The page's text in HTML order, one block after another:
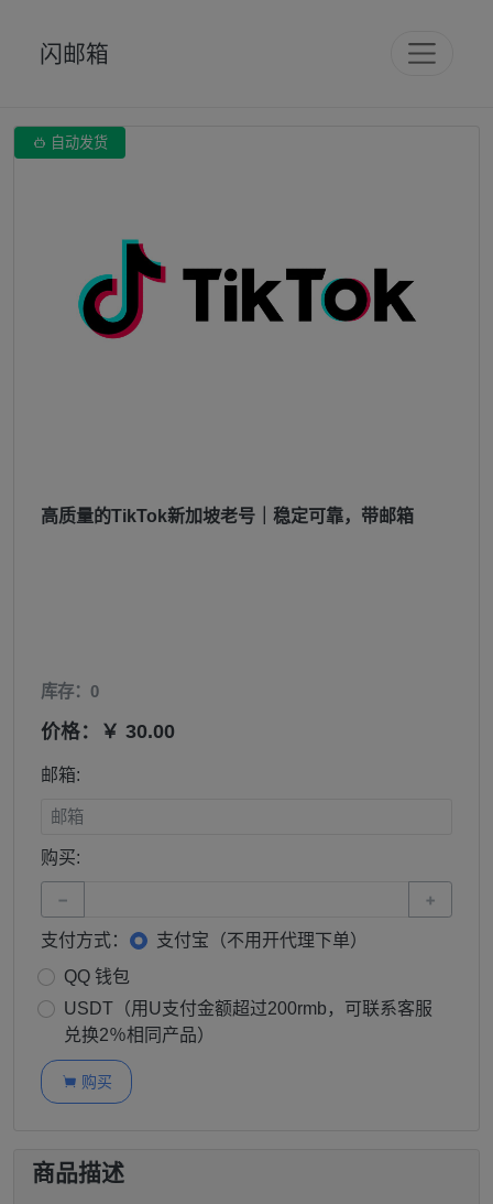
闪邮箱
 自动发货
高质量的TikTok新加坡老号｜稳定可靠，带邮箱
库存：0
价格：￥ 30.00
邮箱:
购买:
− +
支付方式：
支付宝（不用开代理下单）
QQ 钱包
USDT（用U支付金额超过200rmb，可联系客服
兑换2％相同产品）
 购买
商品描述